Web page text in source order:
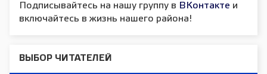
Подписывайтесь на нашу группу в ВКонтакте и
включайтесь в жизнь нашего района!
ВЫБОР ЧИТАТЕЛЕЙ